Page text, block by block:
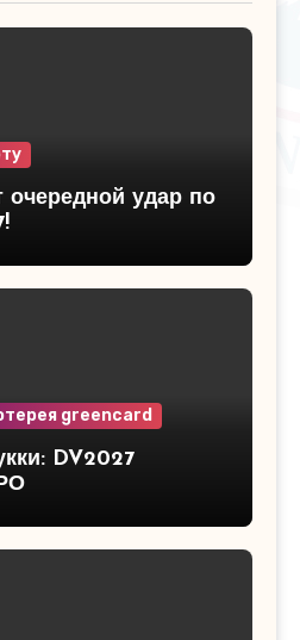
очередной удар по
greencard
DV2027